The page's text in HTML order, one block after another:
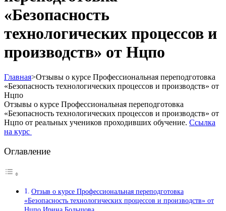
«Безопасность
технологических процессов и
производств» от Нцпо
Главная>Отзывы о курсе Профессиональная переподготовка
«Безопасность технологических процессов и производств» от
Нцпо
Отзывы о курсе Профессиональная переподготовка
«Безопасность технологических процессов и производств» от
Нцпо от реальных учеников проходивших обучение. Ссылка
на курс
Оглавление
Отзыв о курсе Профессиональная переподготовка
«Безопасность технологических процессов и производств» от